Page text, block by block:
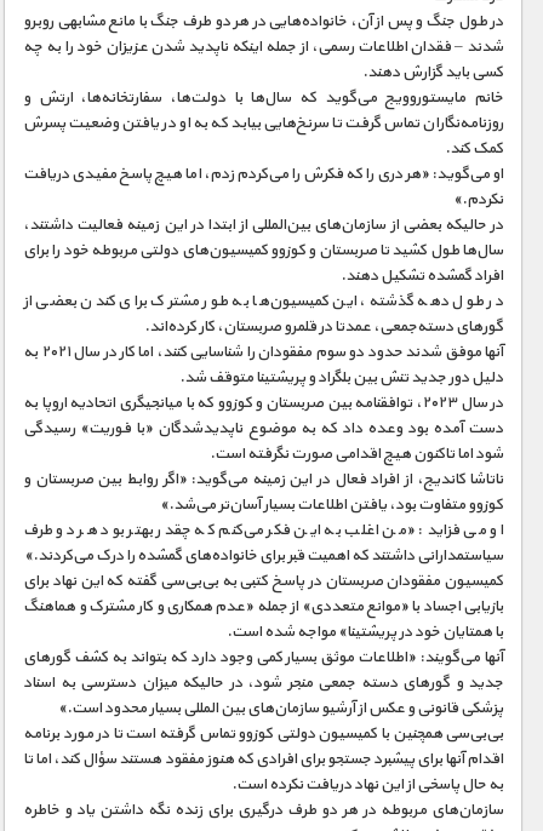
در طول جنگ و پس از آن، خانواده‌هایی در هر دو طرف جنگ با مانع مشابهی روبرو
شدند – فقدان اطلاعات رسمی، از جمله اینکه ناپدید شدن عزیزان خود را به چه
کسی باید گزارش دهند.
خانم مایستوروویج می‌گوید که سال‌ها با دولت‌ها، سفارتخانه‌ها، ارتش و
روزنامه‌نگاران تماس گرفت تا سرنخ‌هایی بیابد که به او در یافتن وضعیت پسرش
کمک کند.
او می‌گوید: «هر دری را که فکرش را می‌کردم زدم، اما هیچ پاسخ مفیدی دریافت
نکردم.»
در حالیکه بعضی از سازمان‌های بین‌المللی از ابتدا در این زمینه فعالیت داشتند،
سال‌ها طول کشید تا صربستان و کوزوو کمیسیون‌های دولتی مربوطه خود را برای
افراد گمشده تشکیل دهند.
در طول دهه گذشته، این کمیسیون‌ها به طور مشترک برای کندن بعضی از
گورهای دسته‌جمعی، عمدتا در قلمرو صربستان، کار کرده‌اند.
آنها موفق شدند حدود دو سوم مفقودان را شناسایی کنند، اما کار در سال ۲۰۲۱ به
دلیل دور جدید تنش بین بلگراد و پریشتینا متوقف شد.
در سال ۲۰۲۳، توافقنامه بین صربستان و کوزوو که با میانجیگری اتحادیه اروپا به
دست آمده بود وعده داد که به موضوع ناپدیدشدگان «با فوریت» رسیدگی
شود اما تاکنون هیچ اقدامی صورت نگرفته است.
ناتاشا کاندیج، از افراد فعال در این زمینه می‌گوید: «اگر روابط بین صربستان و
کوزوو متفاوت بود، یافتن اطلاعات بسیار آسان‌تر می‌شد.»
او می ‌فزاید: «من اغلب به این فکر می‌کنم که چقدر بهتر بود هر دو طرف
سیاستمدارانی داشتند که اهمیت قبر برای خانواده‌های گمشده را درک می‌کردند.»
کمیسیون مفقودان صربستان در پاسخ کتبی به بی‌بی‌سی گفته که این نهاد برای
بازیابی اجساد با «موانع متعددی» از جمله «عدم همکاری و کار مشترک و هماهنگ
با همتایان خود در پریشتینا» مواجه شده‌ است.
آنها می‌گویند: «اطلاعات موثق بسیار کمی وجود دارد که بتواند به کشف گورهای
جدید و گورهای دسته جمعی منجر شود، در حالیکه میزان دسترسی به اسناد
پزشکی قانونی و عکس از آرشیو سازمان‌های بین المللی بسیار محدود است.»
بی‌بی‌سی همچنین با کمیسیون دولتی کوزوو تماس گرفته است تا در مورد برنامه
اقدام آنها برای پیشبرد جستجو برای افرادی که هنوز مفقود هستند سؤال کند، اما تا
به حال پاسخی از این نهاد دریافت نکرده است.
سازمان‌های مربوطه در هر دو طرف درگیری برای زنده نگه داشتن یاد و خاطره